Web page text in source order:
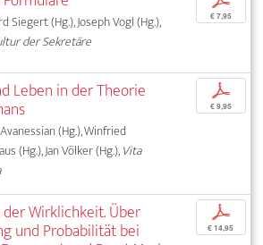
Siegert (Hg.), Joseph Vogl (Hg.),
der Sekretäre
€ 7,95
Leben in der Theorie
(Hg.), Winfried
(Hg.), Jan Völker (Hg.),Vita
p
€ 9,95
Wirklichkeit. Über
und Probabilität bei
p
€ 14,95